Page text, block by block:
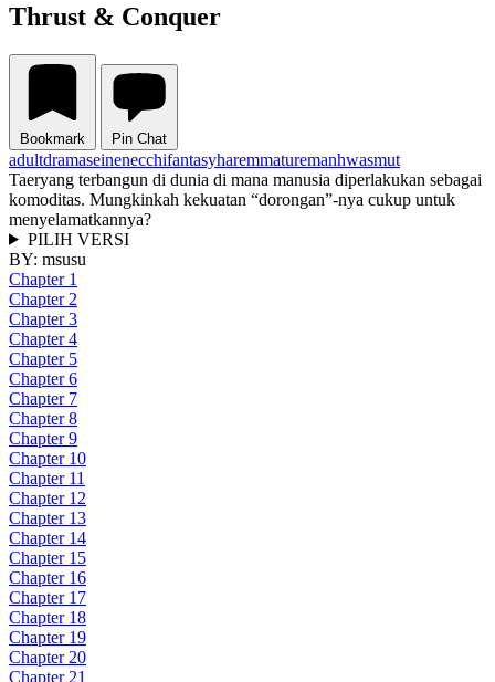
Thrust & Conquer
Bookmark Pin Chat
adultdramaseinenecchifantasyharemmaturemanhwasmut
Taeryang terbangun di dunia di mana manusia diperlakukan sebagai
komoditas. Mungkinkah kekuatan “dorongan”-nya cukup untuk
menyelamatkannya?
PILIH VERSI
BY: msusu
Chapter 1
Chapter 2
Chapter 3
Chapter 4
Chapter 5
Chapter 6
Chapter 7
Chapter 8
Chapter 9
Chapter 10
Chapter 11
Chapter 12
Chapter 13
Chapter 14
Chapter 15
Chapter 16
Chapter 17
Chapter 18
Chapter 19
Chapter 20
Chapter 21